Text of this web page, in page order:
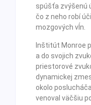
spúšťa zvýšenú
čo z neho robí
mozgových vĺn.
Inštitút Monroe
a do svojich
priestorové
dynamickej
okolo
venoval väčšiu